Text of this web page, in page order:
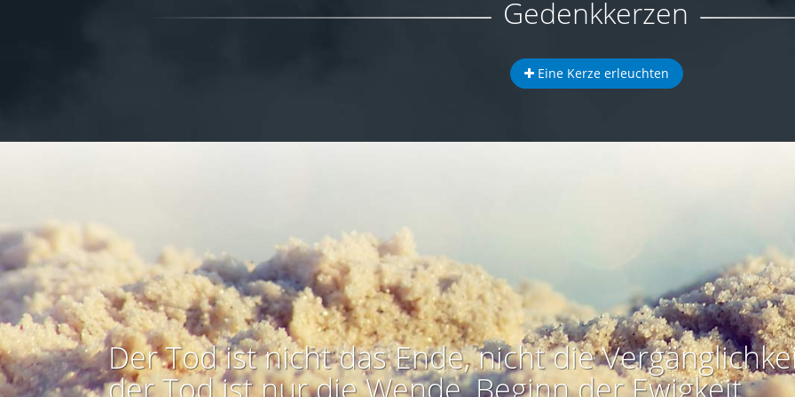
Gedenkkerzen
Eine Kerze erleuchten
Der Tod ist nicht das Ende, nicht die